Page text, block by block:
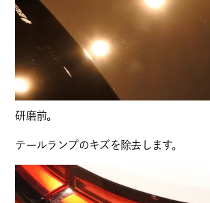
研磨前。
テールランプのキズを除去します。